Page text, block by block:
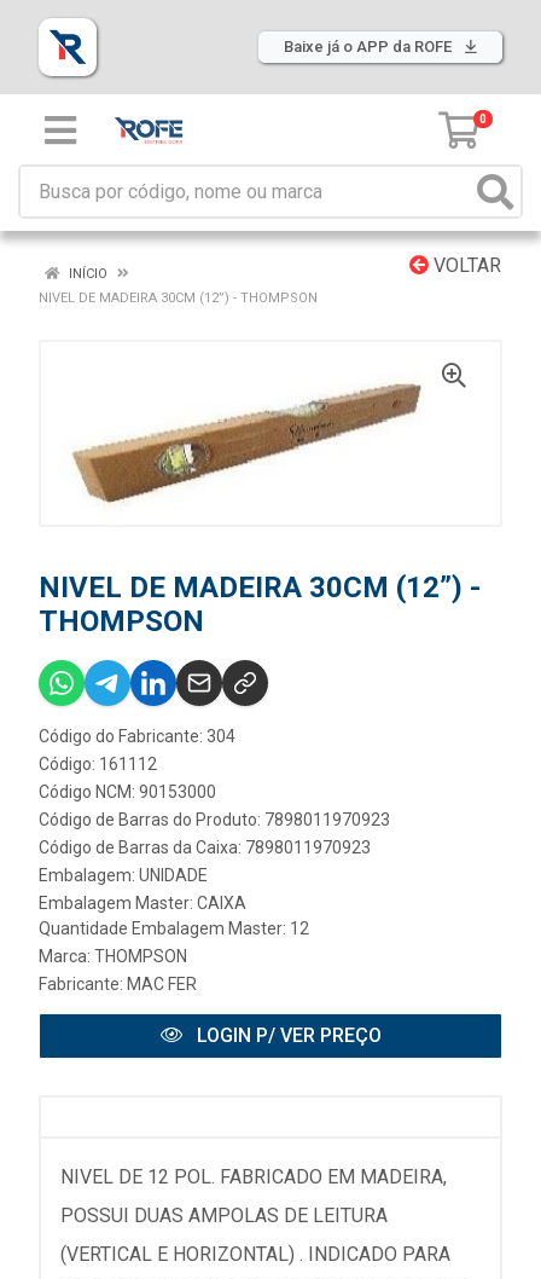
Baixe já o APP da ROFE
0
VOLTAR
INÍCIO
NIVEL DE MADEIRA 30CM (12”) - THOMPSON
NIVEL DE MADEIRA 30CM (12”) -
THOMPSON
Código do Fabricante: 304
Código: 161112
Código NCM: 90153000
Código de Barras do Produto: 7898011970923
Código de Barras da Caixa: 7898011970923
Embalagem: UNIDADE
Embalagem Master: CAIXA
Quantidade Embalagem Master: 12
Marca: THOMPSON
Fabricante: MAC FER
LOGIN P/ VER PREÇO
NIVEL DE 12 POL. FABRICADO EM MADEIRA,
POSSUI DUAS AMPOLAS DE LEITURA
(VERTICAL E HORIZONTAL) . INDICADO PARA